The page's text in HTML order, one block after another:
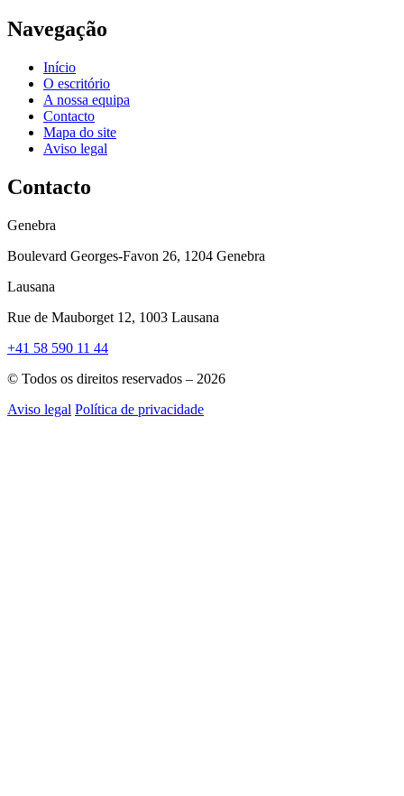
Navegação
Início
O escritório
A nossa equipa
Contacto
Mapa do site
Aviso legal
Contacto
Genebra
Boulevard Georges-Favon 26, 1204 Genebra
Lausana
Rue de Mauborget 12, 1003 Lausana
+41 58 590 11 44
© Todos os direitos reservados – 2026
Aviso legal Política de privacidade